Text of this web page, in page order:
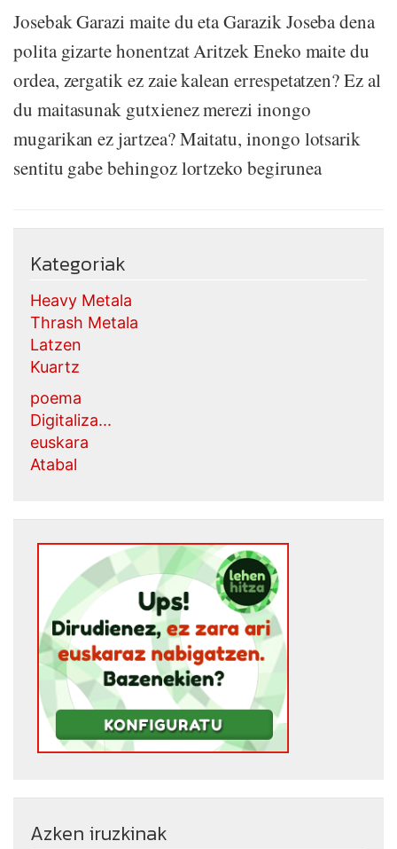
Josebak Garazi maite du eta Garazik Joseba dena
polita gizarte honentzat Aritzek Eneko maite du
ordea, zergatik ez zaie kalean errespetatzen? Ez al
du maitasunak gutxienez merezi inongo
mugarikan ez jartzea? Maitatu, inongo lotsarik
sentitu gabe behingoz lortzeko begirunea
Kategoriak
Heavy Metala
Thrash Metala
Latzen
Kuartz
poema
Digitaliza...
euskara
Atabal
Azken iruzkinak